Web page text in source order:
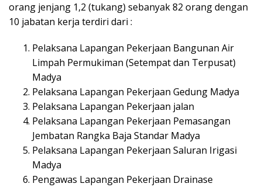
orang jenjang 1,2 (tukang) sebanyak 82 orang dengan
10 jabatan kerja terdiri dari :
Pelaksana Lapangan Pekerjaan Bangunan Air
Limpah Permukiman (Setempat dan Terpusat)
Madya
Pelaksana Lapangan Pekerjaan Gedung Madya
Pelaksana Lapangan Pekerjaan jalan
Pelaksana Lapangan Pekerjaan Pemasangan
Jembatan Rangka Baja Standar Madya
Pelaksana Lapangan Pekerjaan Saluran Irigasi
Madya
Pengawas Lapangan Pekerjaan Drainase